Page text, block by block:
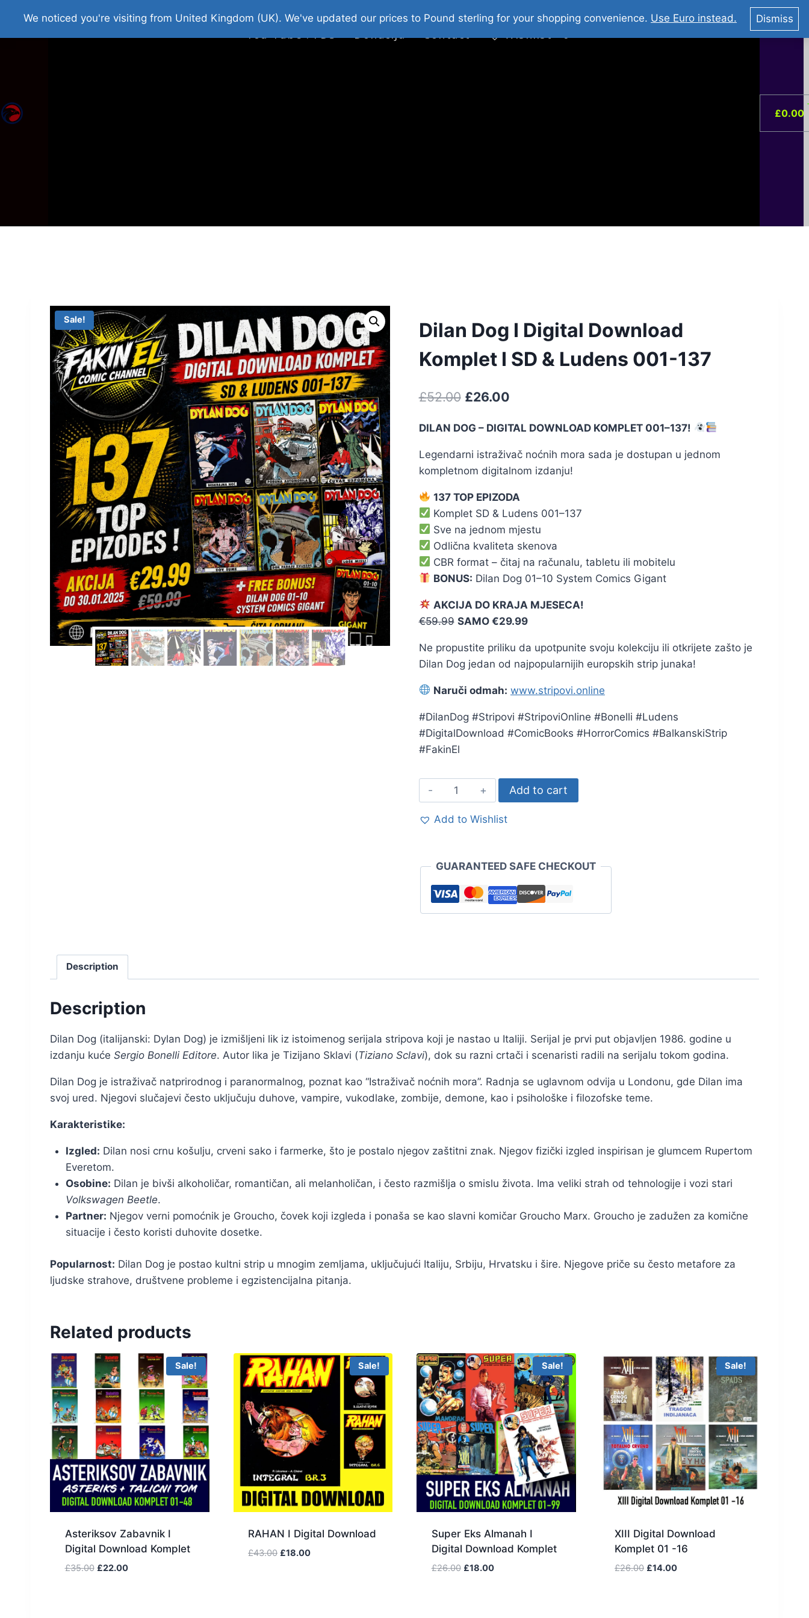
Home Roman Tjedna Besplatni Stripovi Web Shop 2026 O Nama
You Tube : Stripovi Online
You Tube : FDS
Donacija Contact Wishlist –0
£0.00
Sale!
Dilan Dog I Digital Download
Komplet I SD & Ludens 001-137
£52.00 £26.00
DILAN DOG – DIGITAL DOWNLOAD KOMPLET 001–137!
Legendarni istraživač noćnih mora sada je dostupan u jednom
kompletnom digitalnom izdanju!
137 TOP EPIZODA
Komplet SD & Ludens 001–137
Sve na jednom mjestu
Odlična kvaliteta skenova
CBR format – čitaj na računalu, tabletu ili mobitelu
BONUS: Dilan Dog 01–10 System Comics Gigant
AKCIJA DO KRAJA MJESECA!
€59.99 SAMO €29.99
Ne propustite priliku da upotpunite svoju kolekciju ili otkrijete zašto je
Dilan Dog jedan od najpopularnijih europskih strip junaka!
Naruči odmah: www.stripovi.online
#DilanDog #Stripovi #StripoviOnline #Bonelli #Ludens
#DigitalDownload #ComicBooks #HorrorComics #BalkanskiStrip
#FakinEl
Add to cart
Add to Wishlist
GUARANTEED SAFE CHECKOUT
Description
Description
Dilan Dog (italijanski: Dylan Dog) je izmišljeni lik iz istoimenog serijala stripova koji je nastao u Italiji. Serijal je prvi put objavljen 1986. godine u
izdanju kuće Sergio Bonelli Editore. Autor lika je Tizijano Sklavi (Tiziano Sclavi), dok su razni crtači i scenaristi radili na serijalu tokom godina.
Dilan Dog je istraživač natprirodnog i paranormalnog, poznat kao “Istraživač noćnih mora”. Radnja se uglavnom odvija u Londonu, gde Dilan ima
svoj ured. Njegovi slučajevi često uključuju duhove, vampire, vukodlake, zombije, demone, kao i psihološke i filozofske teme.
Karakteristike:
Izgled: Dilan nosi crnu košulju, crveni sako i farmerke, što je postalo njegov zaštitni znak. Njegov fizički izgled inspirisan je glumcem Rupertom
Everetom.
Osobine: Dilan je bivši alkoholičar, romantičan, ali melanholičan, i često razmišlja o smislu života. Ima veliki strah od tehnologije i vozi stari
Volkswagen Beetle.
Partner: Njegov verni pomoćnik je Groucho, čovek koji izgleda i ponaša se kao slavni komičar Groucho Marx. Groucho je zadužen za komične
situacije i često koristi duhovite dosetke.
Popularnost: Dilan Dog je postao kultni strip u mnogim zemljama, uključujući Italiju, Srbiju, Hrvatsku i šire. Njegove priče su često metafore za
ljudske strahove, društvene probleme i egzistencijalna pitanja.
Related products
Sale!
Asteriksov Zabavnik I
Digital Download Komplet
£35.00 £22.00
Sale!
RAHAN I Digital Download
£43.00 £18.00
Sale!
Super Eks Almanah I
Digital Download Komplet
£26.00 £18.00
Sale!
XIII Digital Download
Komplet 01 -16
£26.00 £14.00
We noticed you're visiting from United Kingdom (UK). We've updated our prices to Pound sterling for your shopping convenience. Use Euro instead. Dismiss